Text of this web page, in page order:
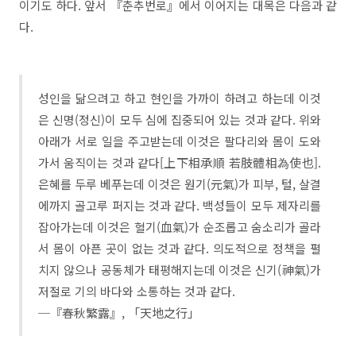
이기도 하다. 앞서 『춘추번로』에서 이어지는 대목은 다음과 같
다.
성인을 닮으려고 하고 현인을 가까이 하려고 하는데 이것
은 신명(정신)이 모두 심에 집중되어 있는 것과 같다. 위와
아래가 서로 일을 주고받는데 이것은 팔다리와 몸이 도와
가서 움직이는 것과 같다[上下相承順 若肢體相為使也].
은혜를 두루 베푸는데 이것은 원기(元氣)가 피부, 털, 살결
에까지 골고루 퍼지는 것과 같다. 백성들이 모두 제자리를
잡아가는데 이것은 혈기(血氣)가 순조롭고 숨소리가 골라
서 몸이 아픈 곳이 없는 것과 같다. 의도적으로 정책을 펼
치지 않으나 공동체가 태평해지는데 이것은 신기(神氣)가
저절로 기의 바다와 소통하는 것과 같다.
─『春秋繁露』, 「天地之行」